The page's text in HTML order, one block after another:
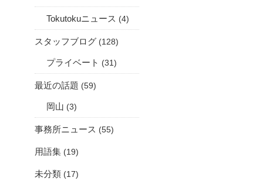
Tokutokuニュース (4)
スタッフブログ (128)
プライベート (31)
最近の話題 (59)
岡山 (3)
事務所ニュース (55)
用語集 (19)
未分類 (17)